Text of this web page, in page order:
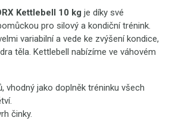
Kettlebell 10 kg je díky své
pro silový a kondiční trénink.
variabilní a vede ke zvýšení kondice,
těla. Kettlebell nabízíme ve váhovém
vhodný jako doplněk tréninku všech
činky.